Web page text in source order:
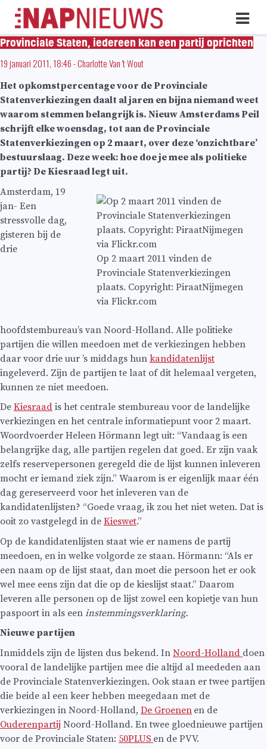
Skip
naar
inhoud
Provinciale Staten, iedereen kan een partij oprichten
19 januari 2011, 18:46-Charlotte Van 't Wout
Het opkomstpercentage voor de Provinciale
Statenverkiezingen daalt al jaren en bijna niemand weet
waarom stemmen belangrijk is. Nieuw Amsterdams Peil
schrijft elke woensdag, tot aan de Provinciale
Statenverkiezingen op 2 maart, over deze ‘onzichtbare’
bestuurslaag. Deze week: hoe doe je mee als politieke
partij? De Kiesraad legt uit.
Op 2 maart 2011 vinden de
Provinciale Statenverkiezingen
plaats. Copyright: PiraatNijmegen
via Flickr.com
Amsterdam, 19
jan- Een
stressvolle dag,
gisteren bij de
drie
hoofdstembureau’s van Noord-Holland. Alle politieke
partijen die willen meedoen met de verkiezingen hebben
daar voor drie uur ’s middags hun kandidatenlijst
ingeleverd. Zijn de partijen te laat of dit helemaal vergeten,
kunnen ze niet meedoen.
De Kiesraad is het centrale stembureau voor de landelijke
verkiezingen en het centrale informatiepunt voor 2 maart.
Woordvoerder Heleen Hörmann legt uit: “Vandaag is een
belangrijke dag, alle partijen regelen dat goed. Er zijn vaak
zelfs reservepersonen geregeld die de lijst kunnen inleveren
mocht er iemand ziek zijn.” Waarom is er eigenlijk maar één
dag gereserveerd voor het inleveren van de
kandidatenlijsten? “Goede vraag, ik zou het niet weten. Dat is
ooit zo vastgelegd in de Kieswet.”
Op de kandidatenlijsten staat wie er namens de partij
meedoen, en in welke volgorde ze staan. Hörmann: “Als er
een naam op de lijst staat, dan moet die persoon het er ook
wel mee eens zijn dat die op de kieslijst staat.” Daarom
leveren alle personen op de lijst zowel een kopietje van hun
paspoort in als een instemmingsverklaring.
Nieuwe partijen
Inmiddels zijn de lijsten dus bekend. In Noord-Holland doen
vooral de landelijke partijen mee die altijd al meededen aan
de Provinciale Statenverkiezingen. Ook staan er twee partijen
die beide al een keer hebben meegedaan met de
verkiezingen in Noord-Holland, De Groenen en de
Ouderenpartij Noord-Holland. En twee gloednieuwe partijen
voor de Provinciale Staten: 50PLUS en de PVV.